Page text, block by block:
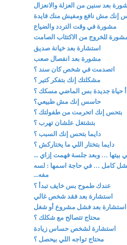
بعد سنين من العزلة والانعزال
إنك مش نافع ومفيش منك فايدة
مشورة في وقت التردد والضياع
للخروج من الاكتئاب الصامت
استشارة بعد خيانة صديق
مشورة بعد انفصال صعب
اتصدمت في شخص كان سند ؟
مشكلتك إنك بتفكر كتير ؟
حياة جديدة بس الماضي مسكك ؟
حاسس إنك مش طبيعي؟
بتحس إنك اتحرمت من طفولتك ؟
بتشتغل علشان تهرب ؟
دايما بتحس إنك السبب ؟
دايما بتختار اللي ما يختاركش ؟
بيتها … وبعد جلسة فهمت إزاي ...
كامل … في حاجة اسمها : لسه
مفه...
عندك طموح بس خايف تبدأ ؟
استشارة بعد فقد شخص غالي
استشارة بعد فشل مشروع أو شغل
محتاج تتصالح مع شكلك ؟
استشارة لشخص حساس زيادة
محتاج تواجه اللي بيحصل ؟